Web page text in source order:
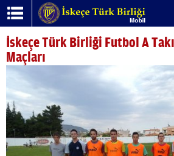
İskeçe Türk Birliği Futbol A
Maçları